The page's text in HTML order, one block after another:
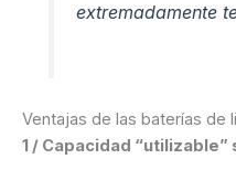
extremadamente
Ventajas de las baterías de
1 / Capacidad